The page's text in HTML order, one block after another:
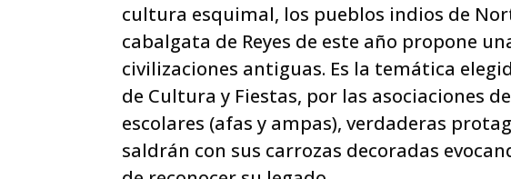
cultura esquimal, los pueblos indios de
cabalgata de Reyes de este año propone
civilizaciones antiguas. Es la temática
de Cultura y Fiestas, por las asociaciones
escolares (afas y ampas), verdaderas
saldrán con sus carrozas decoradas